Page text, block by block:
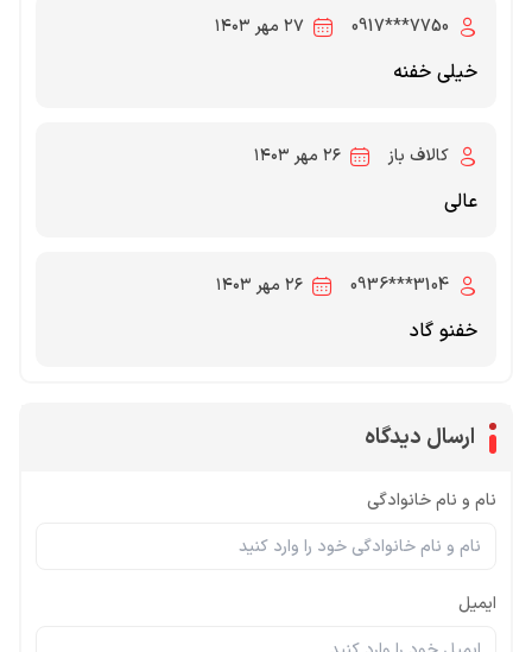
‎0917***7750‎ ۲۷ مهر ۱۴۰۳
خیلی خفنه
کالاف باز ۲۶ مهر ۱۴۰۳
عالی
‎0936***3104‎ ۲۶ مهر ۱۴۰۳
خفنو گاد
ارسال دیدگاه
نام و نام خانوادگی
ایمیل